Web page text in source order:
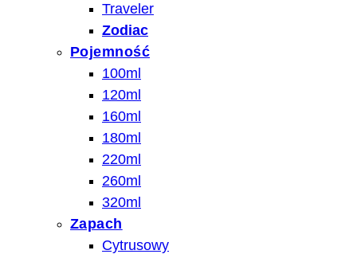
Traveler
Zodiac
Pojemność
100ml
120ml
160ml
180ml
220ml
260ml
320ml
Zapach
Cytrusowy